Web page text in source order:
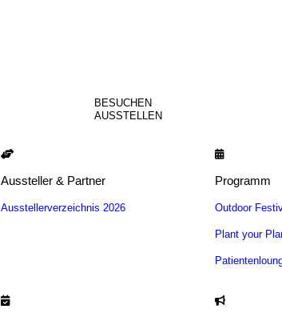
BESUCHEN
AUSSTELLEN
Aussteller & Partner
Ausstellerverzeichnis 2026
Programm
Outdoor
Plant your